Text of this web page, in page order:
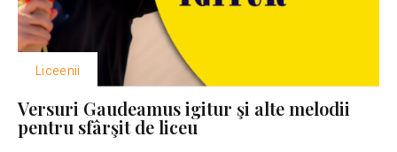
Liceenii
Versuri Gaudeamus igitur şi alte melodii
pentru sfârşit de liceu